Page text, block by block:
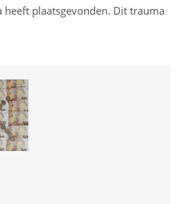
heeft plaatsgevonden. Dit trauma